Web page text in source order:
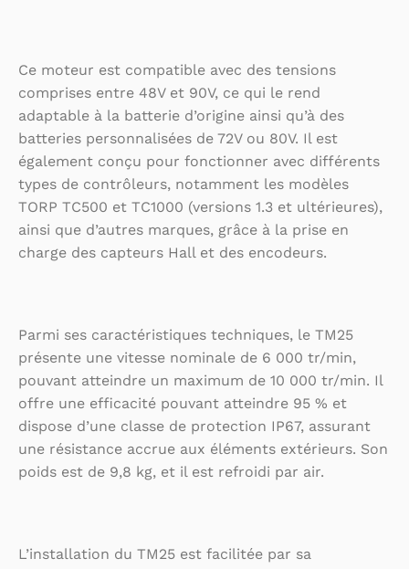
Ce moteur est compatible avec des tensions
comprises entre 48V et 90V, ce qui le rend
adaptable à la batterie d’origine ainsi qu’à des
batteries personnalisées de 72V ou 80V. Il est
également conçu pour fonctionner avec différents
types de contrôleurs, notamment les modèles
TORP TC500 et TC1000 (versions 1.3 et ultérieures),
ainsi que d’autres marques, grâce à la prise en
charge des capteurs Hall et des encodeurs.
Parmi ses caractéristiques techniques, le TM25
présente une vitesse nominale de 6 000 tr/min,
pouvant atteindre un maximum de 10 000 tr/min. Il
offre une efficacité pouvant atteindre 95 % et
dispose d’une classe de protection IP67, assurant
une résistance accrue aux éléments extérieurs. Son
poids est de 9,8 kg, et il est refroidi par air.
L’installation du TM25 est facilitée par sa